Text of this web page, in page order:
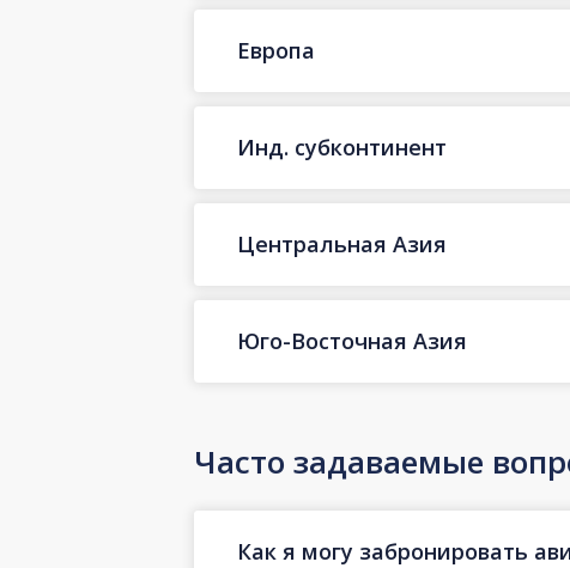
Европа
Инд. субконтинент
Центральная Азия
Юго-Восточная Азия
Часто задаваемые
Как я могу забронировать